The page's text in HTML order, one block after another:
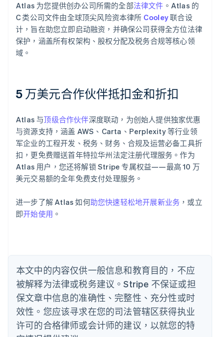
Atlas 为您提供创办公司所需的全部法律文件 。Atlas 的
C 类公司文件由全球顶尖风险资本律所 Cooley联合设
计，旨在助您立即启动融资，并确保公司获得全方位法律
保护，涵盖所有权架构、股权分配及税务合规等核心领
域。
5 万美元合作伙伴抵扣金和折扣
Atlas 与顶级合作伙伴深度联动，为创始人提供独家优惠
与资源支持，涵盖 AWS、Carta、Perplexity 等行业领
军企业的工程开发、税务、财务、合规及运营必备工具折
扣，更免费赠送首年特拉华州法定注册代理服务。作为
Atlas 用户，您还将解锁 Stripe 专属权益——最高 10 万
美元交易额的全年免费支付处理服务。
进一步了解 Atlas 如何助您快速轻松地开展新业务 ，或立
即开始使用 。
本文中的内容仅供一般信息和教育目的，不应
被解释为法律或税务建议。Stripe 不保证或担
保文章中信息的准确性、完整性、充分性或时
效性。您应该寻求在您的司法管辖区获得执业
许可的合格律师或会计师的建议，以就您的特
爱尔兰
English
爱沙尼亚
English
奥地利
Deutsch English
澳大利亚
巴西
Português
English
丹麦
English
德国
DeutschEnglish
法国
FrançaisEnglish